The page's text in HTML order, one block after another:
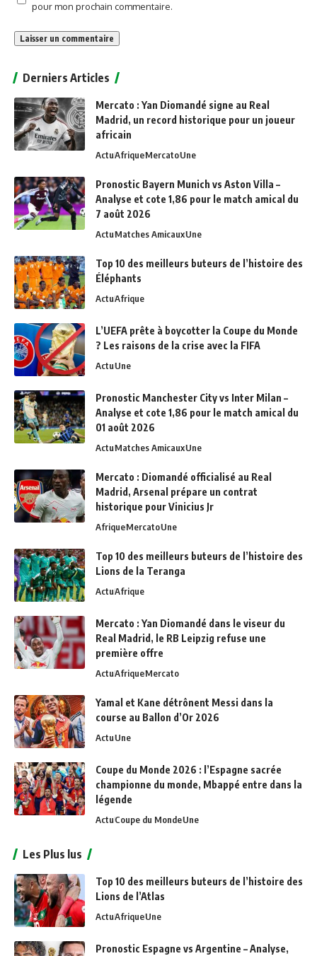
pour mon prochain commentaire.
Derniers Articles
Mercato : Yan Diomandé signe au Real
Madrid, un record historique pour un joueur
africain
ActuAfriqueMercatoUne
Pronostic Bayern Munich vs Aston Villa –
Analyse et cote 1,86 pour le match amical du
7 août 2026
ActuMatches AmicauxUne
Top 10 des meilleurs buteurs de l’histoire des
Éléphants
ActuAfrique
L’UEFA prête à boycotter la Coupe du Monde
? Les raisons de la crise avec la FIFA
ActuUne
Pronostic Manchester City vs Inter Milan –
Analyse et cote 1,86 pour le match amical du
01 août 2026
ActuMatches AmicauxUne
Mercato : Diomandé officialisé au Real
Madrid, Arsenal prépare un contrat
historique pour Vinicius Jr
AfriqueMercatoUne
Top 10 des meilleurs buteurs de l’histoire des
Lions de la Teranga
ActuAfrique
Mercato : Yan Diomandé dans le viseur du
Real Madrid, le RB Leipzig refuse une
première offre
ActuAfriqueMercato
Yamal et Kane détrônent Messi dans la
course au Ballon d’Or 2026
ActuUne
Coupe du Monde 2026 : l’Espagne sacrée
championne du monde, Mbappé entre dans la
légende
ActuCoupe du MondeUne
Les Plus lus
Top 10 des meilleurs buteurs de l’histoire des
Lions de l’Atlas
ActuAfriqueUne
Pronostic Espagne vs Argentine – Analyse,